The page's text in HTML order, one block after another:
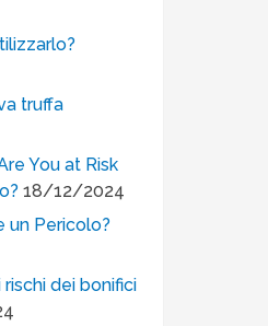
truffa
You at Risk
18/12/2024
un Pericolo?
dei bonifici